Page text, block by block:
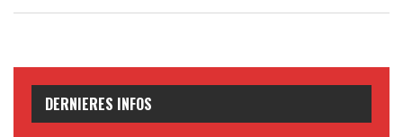
DERNIERES INFOS